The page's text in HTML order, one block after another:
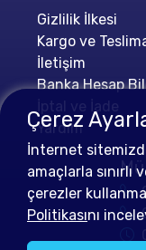
Gizlilik İlkesi
Kargo ve
İletişim
Banka Hesap
Yardım
Çerez
İnternet
amaçlarla
çerezler
Politikasını